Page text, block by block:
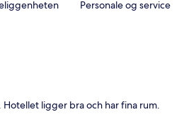
Personale og service
Hotellet ligger bra och har fina rum.